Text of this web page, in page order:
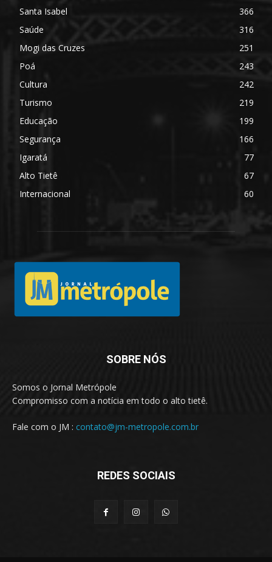
Santa Isabel
366
Saúde
316
Mogi das Cruzes
251
Poá
243
Cultura
242
Turismo
219
Educação
199
Segurança
166
Igaratá
77
Alto Tietê
67
Internacional
60
SOBRE NÓS
Somos o Jornal Metrópole
Compromisso com a notícia em todo o alto tietê.
Fale com o JM : contato@jm-metropole.com.br
REDES SOCIAIS